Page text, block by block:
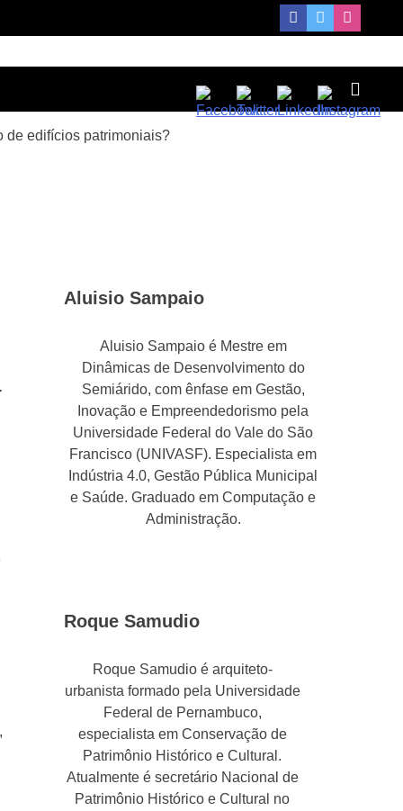
de edifícios patrimoniais?
Aluisio Sampaio
Aluisio Sampaio é Mestre em
Dinâmicas de Desenvolvimento do
Semiárido, com ênfase em Gestão,
Inovação e Empreendedorismo pela
Universidade Federal do Vale do São
Francisco (UNIVASF). Especialista em
Indústria 4.0, Gestão Pública Municipal
e Saúde. Graduado em Computação e
Administração.
Roque Samudio
Roque Samudio é arquiteto-
urbanista formado pela Universidade
Federal de Pernambuco,
especialista em Conservação de
Patrimônio Histórico e Cultural.
Atualmente é secretário Nacional de
Patrimônio Histórico e Cultural no